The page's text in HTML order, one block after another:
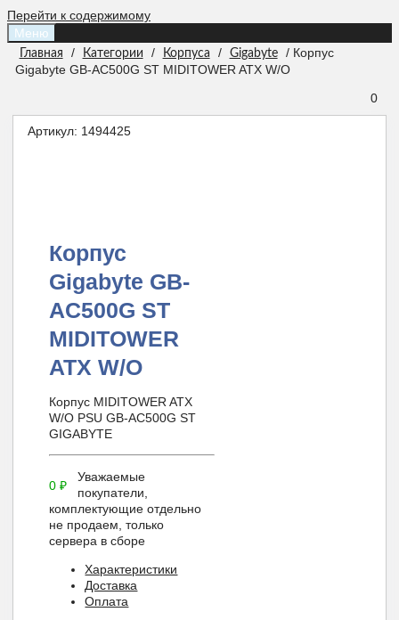
Перейти к содержимому
Меню
Главная / Категории / Корпуса / Gigabyte
/ Корпус
Gigabyte GB-AC500G ST MIDITOWER ATX W/O
0
Артикул: 1494425
Корпус
Gigabyte GB-
AC500G ST
MIDITOWER
ATX W/O
Корпус MIDITOWER ATX
W/O PSU GB-AC500G ST
GIGABYTE
0₽
Уважаемые
покупатели,
комплектующие отдельно
не продаем, только
сервера в сборе
Характеристики
Доставка
Оплата